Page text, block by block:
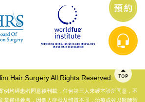
Hair Surgery All Rights Reserved.
例均經患者同意後刊載，任何第三人未經本診所同意，不
章僅供參考，因個人症狀及體質不同，治療成效以醫師當